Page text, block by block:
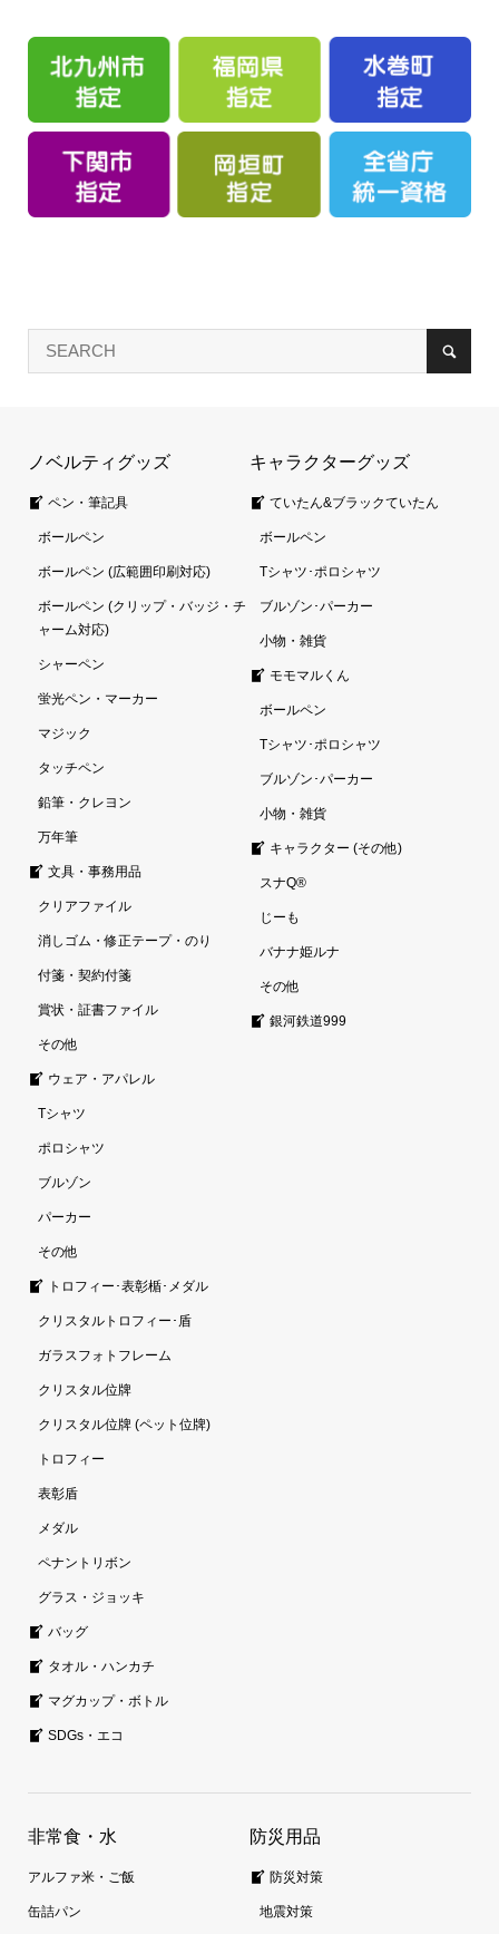
ノベルティグッズ
ペン・筆記具
ボールペン
ボールペン (広範囲印刷対応)
ボールペン (クリップ・バッジ・チ
ャーム対応)
シャーペン
蛍光ペン・マーカー
マジック
タッチペン
鉛筆・クレヨン
万年筆
文具・事務用品
クリアファイル
消しゴム・修正テープ・のり
付箋・契約付箋
賞状・証書ファイル
その他
ウェア・アパレル
Tシャツ
ポロシャツ
ブルゾン
パーカー
その他
トロフィー･表彰楯･メダル
クリスタルトロフィー･盾
ガラスフォトフレーム
クリスタル位牌
クリスタル位牌 (ペット位牌)
トロフィー
表彰盾
メダル
ペナントリボン
グラス・ジョッキ
バッグ
タオル・ハンカチ
マグカップ・ボトル
SDGs・エコ
キャラクターグッズ
ていたん&ブラックていたん
ボールペン
Tシャツ･ポロシャツ
ブルゾン･パーカー
小物・雑貨
モモマルくん
ボールペン
Tシャツ･ポロシャツ
ブルゾン･パーカー
小物・雑貨
キャラクター (その他)
スナQ®
じーも
バナナ姫ルナ
その他
銀河鉄道999
非常食・水
アルファ米・ご飯
缶詰パン
防災用品
防災対策
地震対策